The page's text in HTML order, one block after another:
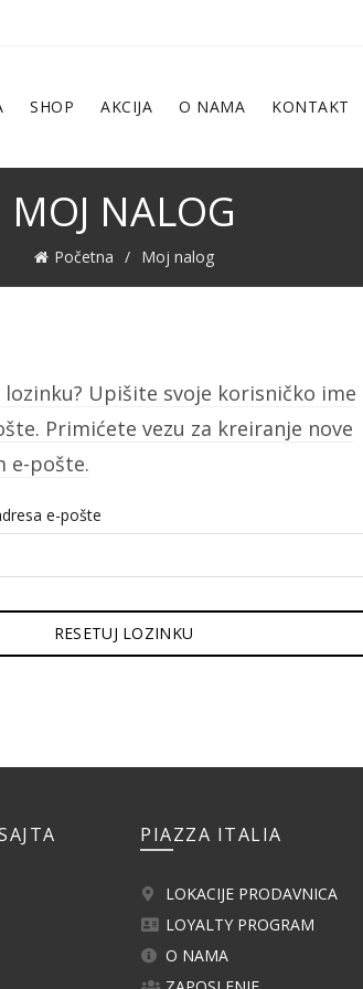
SHOP AKCIJA O NAMA KONTAKT
MOJ NALOG
Početna Moj nalog
Upišite svoje korisničko ime
Primićete vezu za kreiranje nove
e-pošte.
e-pošte
RESETUJ LOZINKU
PIAZZA ITALIA
LOKACIJE PRODAVNICA
LOYALTY PROGRAM
O NAMA